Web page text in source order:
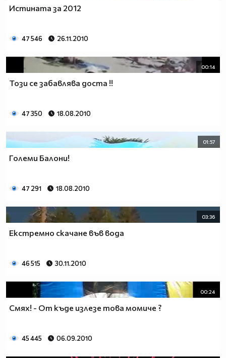
Истината за 2012
47 546 26.11.2010
00:14
Този се забавлява доста !!
47 350 18.08.2010
01:57
Големи Балони!
47 291 18.08.2010
03:36
Екстремно скачане във вода
46 515 30.11.2010
00:24
Смях! - От къде излезе това момиче ?
45 445 06.09.2010